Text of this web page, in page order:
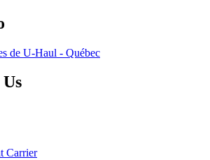
de U-Haul - Québec
Carrier